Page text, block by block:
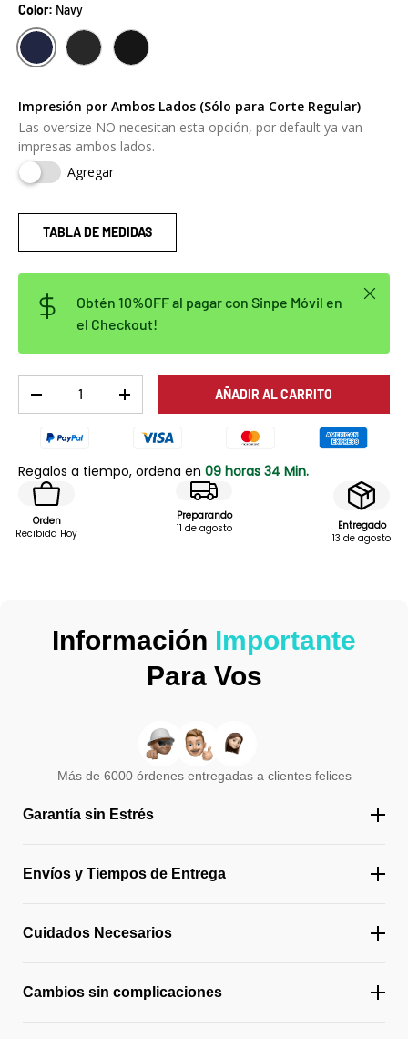
Color: Navy
NAVY CHARCOAL GREY
SOLID BLACK
Impresión por Ambos Lados (Sólo para Corte Regular)
Las oversize NO necesitan esta opción, por default ya van
impresas ambos lados.
Agregar
TABLA DE MEDIDAS
Obtén 10%OFF al pagar con Sinpe Móvil en
el Checkout!
Cerrar
DISMINUIR CANTIDADAUMENTAR LA CANTIDADAÑADIR AL CARRITO
Regalos a tiempo, ordena en 09 horas 34 Min.
Orden
Recibida Hoy
Preparando
11 de agosto
Entregado
13 de agosto
Información Importante
Para Vos
Más de 6000 órdenes entregadas a clientes felices
Garantía sin Estrés
Envíos y Tiempos de Entrega
Cuidados Necesarios
Cambios sin complicaciones